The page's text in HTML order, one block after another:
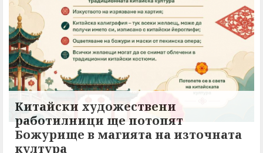
Китайски художествени
работилници ще потопят
Божурище в магията на източната
култура